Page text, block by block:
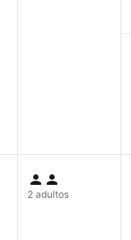
2 adultos